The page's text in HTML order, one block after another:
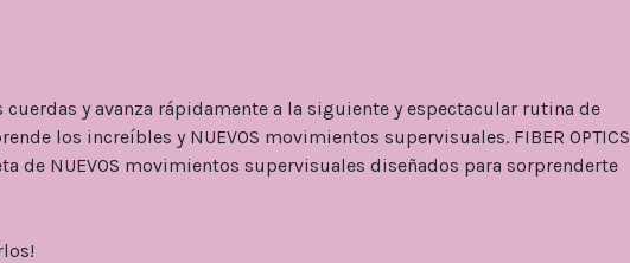
cuerdas y avanza rápidamente a la siguiente y espectacular rutina de
los increíbles y NUEVOS movimientos supervisuales. FIBER OPTICS
de NUEVOS movimientos supervisuales diseñados para sorprenderte